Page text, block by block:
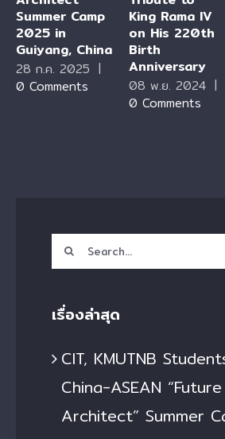
Summer Camp
2025 in
Guiyang, China
28 ก.ค. 2025 |
0 Comments
King Rama IV
on His 220th
Birth
Anniversary
08 พ.ย. 2024 |
0 Comments
Search
for:
เรื่องล่าสุด
CIT, KMUTNB
China-ASEAN “Future
Architect” Summer